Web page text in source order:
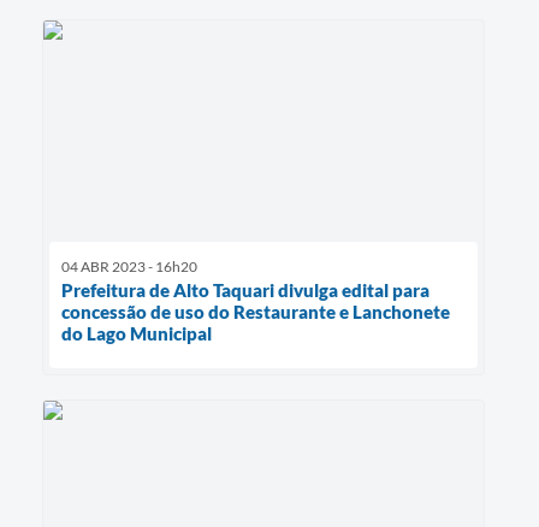
04 ABR 2023 - 16h20
Prefeitura de Alto Taquari divulga edital para
concessão de uso do Restaurante e Lanchonete
do Lago Municipal